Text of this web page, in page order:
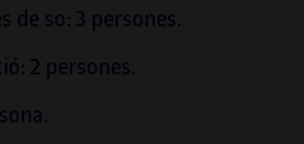
de so: 3 persones.
2 persones.
sonificació amb
d’una música visual.
estat implicat en
la seva trajectòria